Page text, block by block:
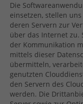
Die
einsetzen, stellen
deren Servern zur
über das Internet zu.
der Kommunikation
mittels dieser
übermitteln,
genutzten
den Servern des
werden. Die